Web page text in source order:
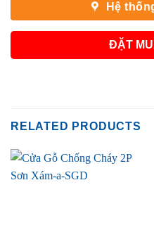
Hệ
ĐẶT
RELATED PRODUCTS